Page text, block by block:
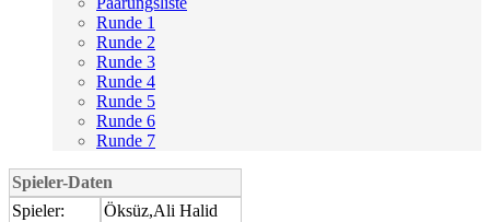
Runde 1
Runde 2
Runde 3
Runde 4
Runde 5
Runde 6
Runde 7
Spieler-Daten
Spieler:
Öksüz,Ali Halid